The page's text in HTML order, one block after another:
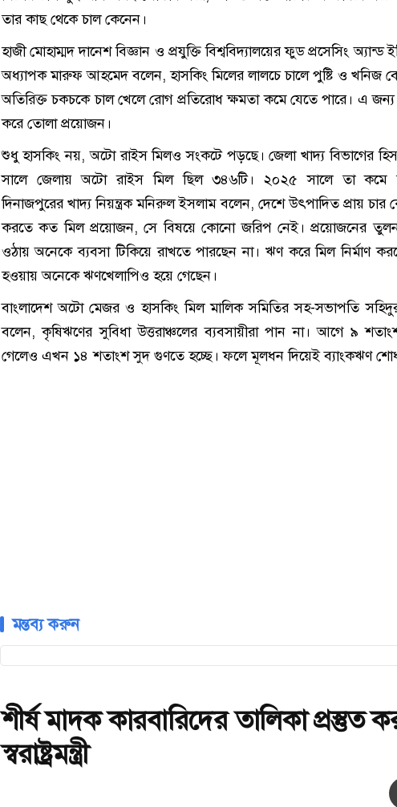
তার কাছ থেকে চাল কেনেন।
হাজী মোহাম্মদ দানেশ বিজ্ঞান ও প্রযুক্তি বিশ্ববিদ্যালয়ের ফুড প্রসেসিং অ্যান্ড
অধ্যাপক মারুফ আহমেদ বলেন, হাসকিং মিলের লালচে চালে পুষ্টি ও খনিজ
অতিরিক্ত চকচকে চাল খেলে রোগ প্রতিরোধ ক্ষমতা কমে যেতে পারে। এ
করে তোলা প্রয়োজন।
শুধু হাসকিং নয়, অটো রাইস মিলও সংকটে পড়ছে। জেলা খাদ্য বিভাগের
সালে জেলায় অটো রাইস মিল ছিল ৩৪৬টি। ২০২৫ সালে তা কমে
দিনাজপুরের খাদ্য নিয়ন্ত্রক মনিরুল ইসলাম বলেন, দেশে উৎপাদিত প্রায় চার
করতে কত মিল প্রয়োজন, সে বিষয়ে কোনো জরিপ নেই। প্রয়োজনের
ওঠায় অনেকে ব্যবসা টিকিয়ে রাখতে পারছেন না। ঋণ করে মিল নির্মাণ
হওয়ায় অনেকে ঋণখেলাপিও হয়ে গেছেন।
বাংলাদেশ অটো মেজর ও হাসকিং মিল মালিক সমিতির সহ-সভাপতি
বলেন, কৃষিঋণের সুবিধা উত্তরাঞ্চলের ব্যবসায়ীরা পান না। আগে ৯
গেলেও এখন ১৪ শতাংশ সুদ গুণতে হচ্ছে। ফলে মূলধন দিয়েই ব্যাংকঋণ
মন্তব্য করুন
শীর্ষ মাদক কারবারিদের তালিকা প্রস্তুত
স্বরাষ্ট্রমন্ত্রী